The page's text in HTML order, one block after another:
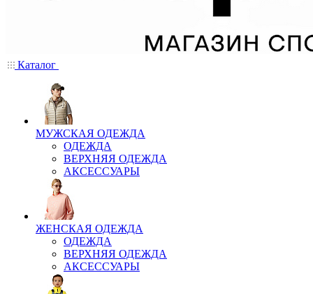
Каталог
МУЖСКАЯ ОДЕЖДА
ОДЕЖДА
ВЕРХНЯЯ ОДЕЖДА
АКСЕССУАРЫ
ЖЕНСКАЯ ОДЕЖДА
ОДЕЖДА
ВЕРХНЯЯ ОДЕЖДА
АКСЕССУАРЫ